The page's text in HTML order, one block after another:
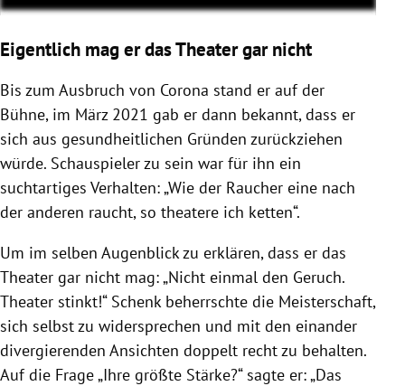
Eigentlich mag er das Theater gar nicht
Bis zum Ausbruch von Corona stand er auf der
Bühne, im März 2021 gab er dann bekannt, dass er
sich aus gesundheitlichen Gründen zurückziehen
würde. Schauspieler zu sein war für ihn ein
suchtartiges Verhalten: „Wie der Raucher eine nach
der anderen raucht, so theatere ich ketten“.
Um im selben Augenblick zu erklären, dass er das
Theater gar nicht mag: „Nicht einmal den Geruch.
Theater stinkt!“ Schenk beherrschte die Meisterschaft,
sich selbst zu widersprechen und mit den einander
divergierenden Ansichten doppelt recht zu behalten.
Auf die Frage „Ihre größte Stärke?“ sagte er: „Das